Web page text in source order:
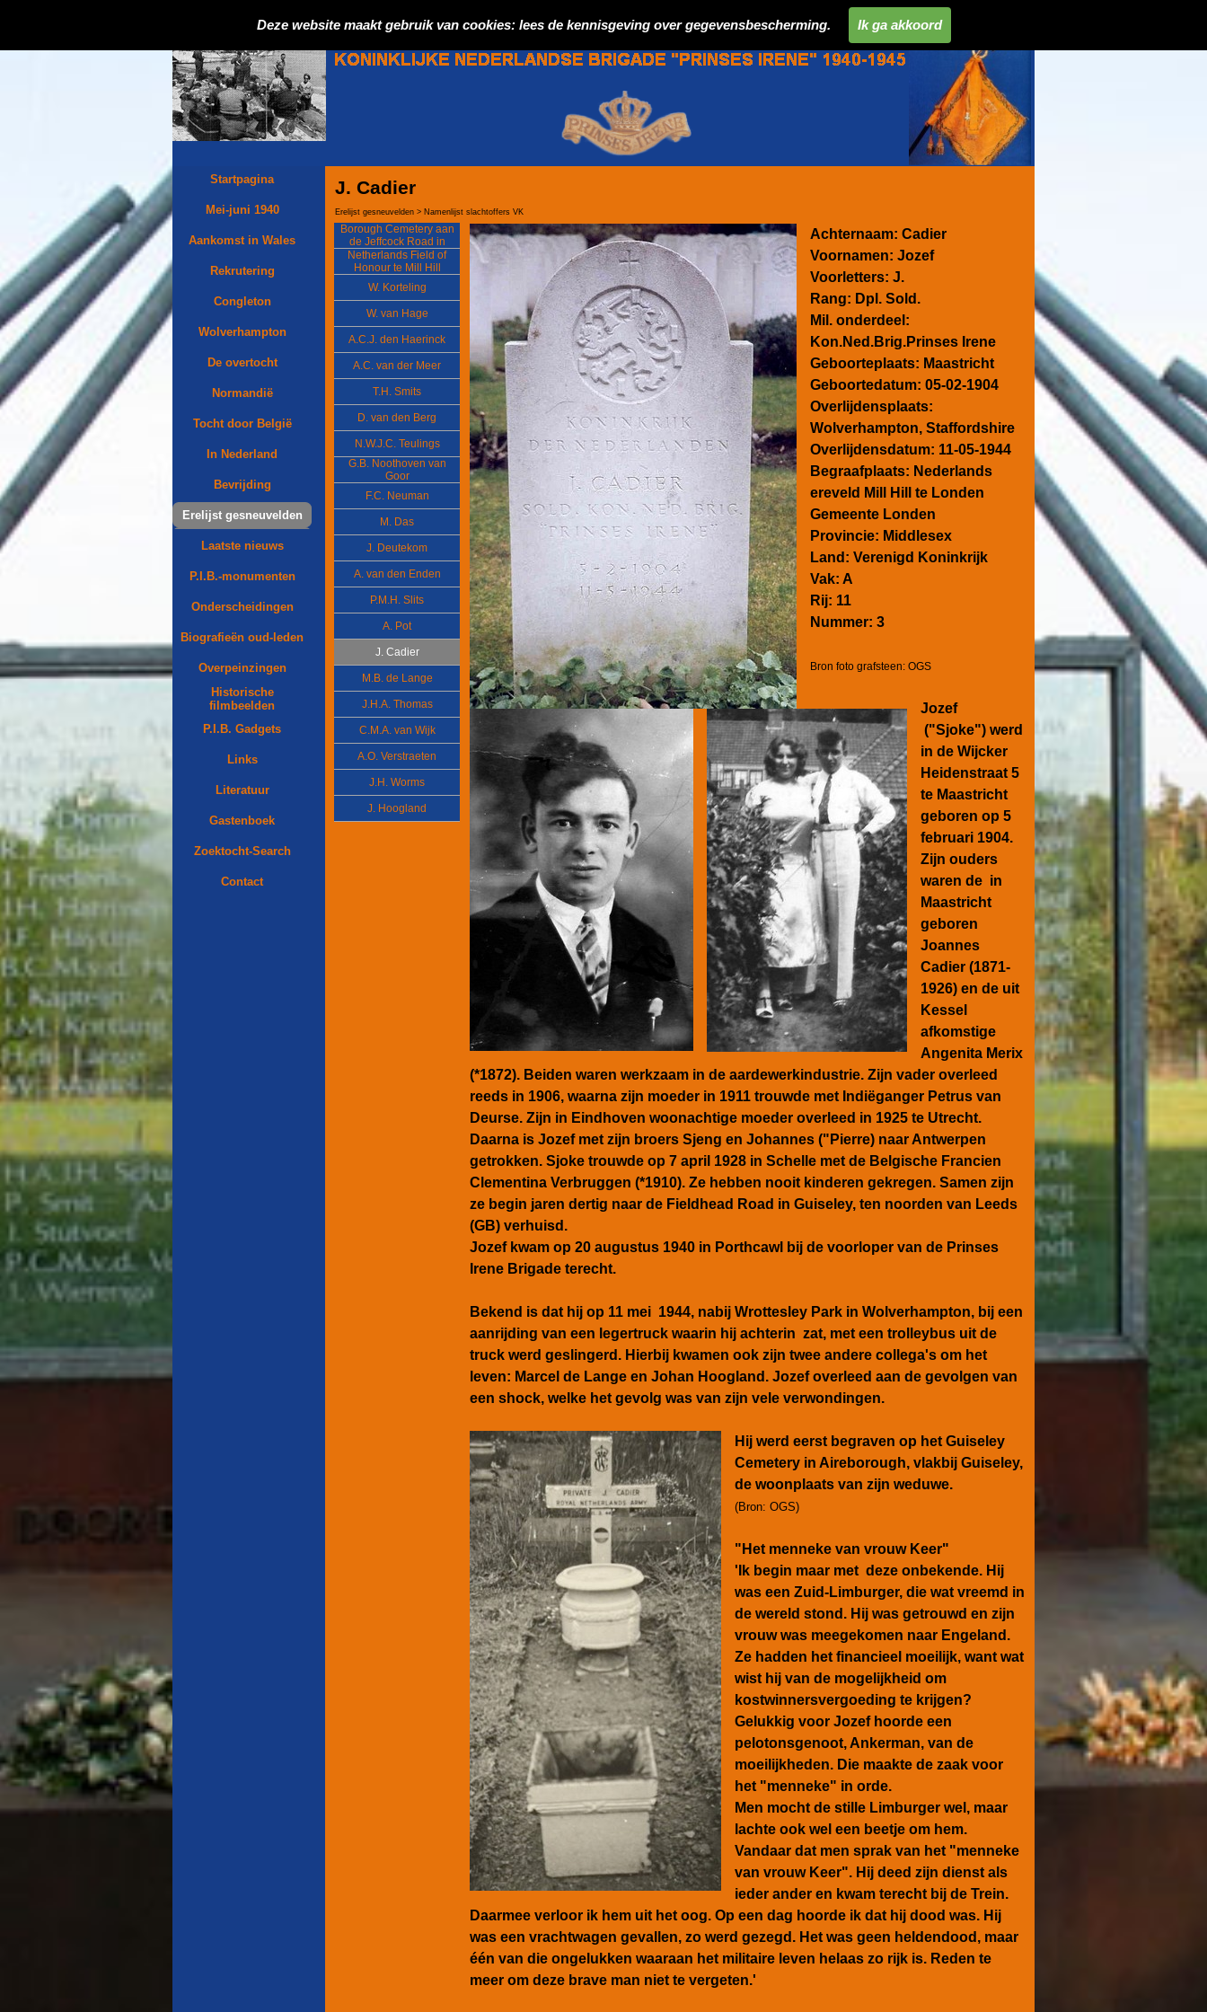
Deze website maakt gebruik van cookies: lees de kennisgeving over gegevensbescherming. Ik ga akkoord
Startpagina
Mei-juni 1940
Aankomst in Wales
Rekrutering
Congleton
Wolverhampton
De overtocht
Normandië
Tocht door België
In Nederland
Bevrijding
Erelijst gesneuvelden
Laatste nieuws
P.I.B.-monumenten
Onderscheidingen
Biografieën oud-leden
Overpeinzingen
Historische
filmbeelden
P.I.B. Gadgets
Links
Literatuur
Gastenboek
Zoektocht-Search
Contact
J. Cadier
Erelijst gesneuvelden > Namenlijst slachtoffers VK
Achternaam: Cadier
Voornamen: Jozef
Voorletters: J.
Rang: Dpl. Sold.
Mil. onderdeel:
Kon.Ned.Brig.Prinses Irene
Geboorteplaats: Maastricht
Geboortedatum: 05-02-1904
Overlijdensplaats:
Wolverhampton, Staffordshire
Overlijdensdatum: 11-05-1944
Begraafplaats: Nederlands
ereveld Mill Hill te Londen
Gemeente Londen
Provincie: Middlesex
Land: Verenigd Koninkrijk
Vak: A
Rij: 11
Nummer: 3
Bron foto grafsteen: OGS
Jozef
("Sjoke") werd
in de Wijcker
Heidenstraat 5
te Maastricht
geboren op 5
februari 1904.
Zijn ouders
waren de in
Maastricht
geboren
Joannes
Cadier (1871-
1926) en de uit
Kessel
afkomstige
Angenita Merix
(*1872). Beiden waren werkzaam in de aardewerkindustrie. Zijn vader overleed
reeds in 1906, waarna zijn moeder in 1911 trouwde met Indiëganger Petrus van
Deurse. Zijn in Eindhoven woonachtige moeder overleed in 1925 te Utrecht.
Daarna is Jozef met zijn broers Sjeng en Johannes ("Pierre) naar Antwerpen
getrokken. Sjoke trouwde op 7 april 1928 in Schelle met de Belgische Francien
Clementina Verbruggen (*1910). Ze hebben nooit kinderen gekregen. Samen zijn
ze begin jaren dertig naar de Fieldhead Road in Guiseley, ten noorden van Leeds
(GB) verhuisd.
Jozef kwam op 20 augustus 1940 in Porthcawl bij de voorloper van de Prinses
Irene Brigade terecht.
Bekend is dat hij op 11 mei 1944, nabij Wrottesley Park in Wolverhampton, bij een
aanrijding van een legertruck waarin hij achterin zat, met een trolleybus uit de
truck werd geslingerd. Hierbij kwamen ook zijn twee andere collega's om het
leven: Marcel de Lange en Johan Hoogland. Jozef overleed aan de gevolgen van
een shock, welke het gevolg was van zijn vele verwondingen.
Hij werd eerst begraven op het Guiseley
Cemetery in Aireborough, vlakbij Guiseley,
de woonplaats van zijn weduwe.
(Bron: OGS)
"Het menneke van vrouw Keer"
'Ik begin maar met deze onbekende. Hij
was een Zuid-Limburger, die wat vreemd in
de wereld stond. Hij was getrouwd en zijn
vrouw was meegekomen naar Engeland.
Ze hadden het financieel moeilijk, want wat
wist hij van de mogelijkheid om
kostwinnersvergoeding te krijgen?
Gelukkig voor Jozef hoorde een
pelotonsgenoot, Ankerman, van de
moeilijkheden. Die maakte de zaak voor
het "menneke" in orde.
Men mocht de stille Limburger wel, maar
lachte ook wel een beetje om hem.
Vandaar dat men sprak van het "menneke
van vrouw Keer". Hij deed zijn dienst als
ieder ander en kwam terecht bij de Trein.
Daarmee verloor ik hem uit het oog. Op een dag hoorde ik dat hij dood was. Hij
was een vrachtwagen gevallen, zo werd gezegd. Het was geen heldendood, maar
één van die ongelukken waaraan het militaire leven helaas zo rijk is. Reden te
meer om deze brave man niet te vergeten.'
Borough Cemetery aan
de Jeffcock Road in
Wolverhampton
Netherlands Field of
Honour te Mill Hill
W. Korteling
W. van Hage
A.C.J. den Haerinck
A.C. van der Meer
T.H. Smits
D. van den Berg
N.W.J.C. Teulings
G.B. Noothoven van
Goor
F.C. Neuman
M. Das
J. Deutekom
A. van den Enden
P.M.H. Slits
A. Pot
J. Cadier
M.B. de Lange
J.H.A. Thomas
C.M.A. van Wijk
A.O. Verstraeten
J.H. Worms
J. Hoogland